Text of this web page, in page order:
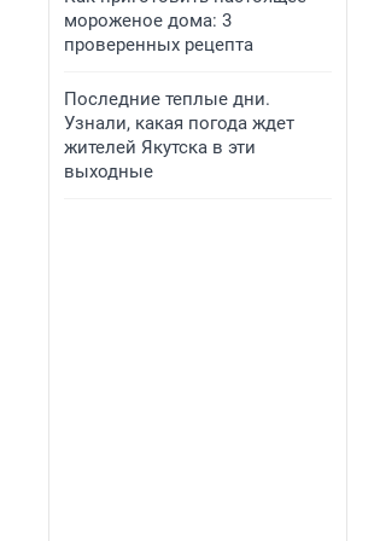
мороженое дома: 3
проверенных рецепта
Последние теплые дни.
Узнали, какая погода ждет
жителей Якутска в эти
выходные